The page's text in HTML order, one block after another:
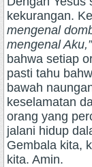
kekurangan.
mengenal
mengenal Aku,”
bahwa setiap
pasti tahu
bawah
keselamatan
orang yang
jalani hidup
Gembala kita,
kita. Amin.